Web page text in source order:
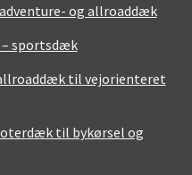
og allroaddæk
sportsdæk
til vejorienteret
til bykørsel og